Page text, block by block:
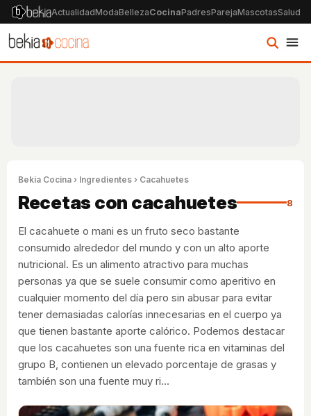
ActualidadModaBellezaCocinaPadresParejaMascotasSalud
Bekia Cocina › Ingredientes › Cacahuetes
Recetas con cacahuetes 8
El cacahuete o mani es un fruto seco bastante
consumido alrededor del mundo y con un alto aporte
nutricional. Es un alimento atractivo para muchas
personas ya que se suele consumir como aperitivo en
cualquier momento del día pero sin abusar para evitar
tener demasiadas calorías innecesarias en el cuerpo ya
que tienen bastante aporte calórico. Podemos destacar
que los cacahuetes son una fuente rica en vitaminas del
grupo B, contienen un elevado porcentaje de grasas y
también son una fuente muy ri…